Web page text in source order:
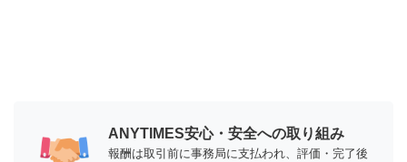
ANYTIMES安心・安全への取り組み
報酬は取引前に事務局に支払われ、評価・完了後